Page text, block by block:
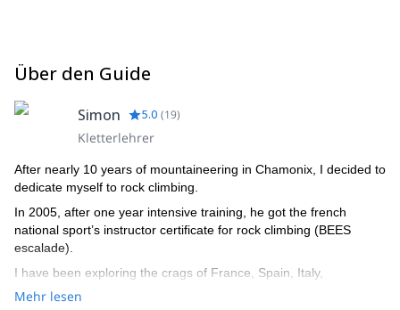
Über den Guide
Simon 5.0 (19)
Kletterlehrer
After nearly 10 years of mountaineering in Chamonix, I decided to
dedicate myself to rock climbing.
In 2005, after one year intensive training, he got the french
national sport’s instructor certificate for rock climbing (BEES
escalade).
I have been exploring the crags of France, Spain, Italy,
Switzerland, Canada and China. I finally decided to set up his
Mehr lesen